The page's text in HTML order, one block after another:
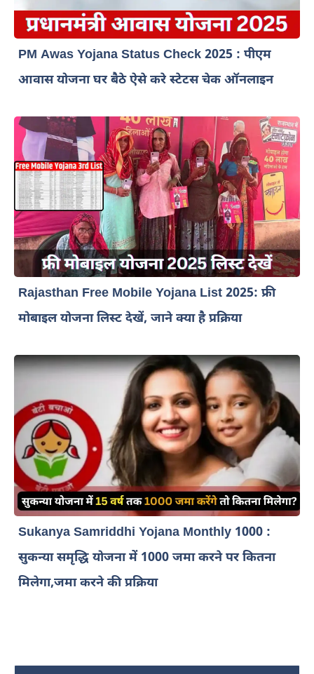
PM Awas Yojana Status Check 2025 : पीएम
आवास योजना घर बैठे ऐसे करे स्टेटस चेक ऑनलाइन
Rajasthan Free Mobile Yojana List 2025: फ्री
मोबाइल योजना लिस्ट देखें, जाने क्या है प्रक्रिया
Sukanya Samriddhi Yojana Monthly 1000 :
सुकन्या समृद्धि योजना में 1000 जमा करने पर कितना
मिलेगा,जमा करने की प्रक्रिया